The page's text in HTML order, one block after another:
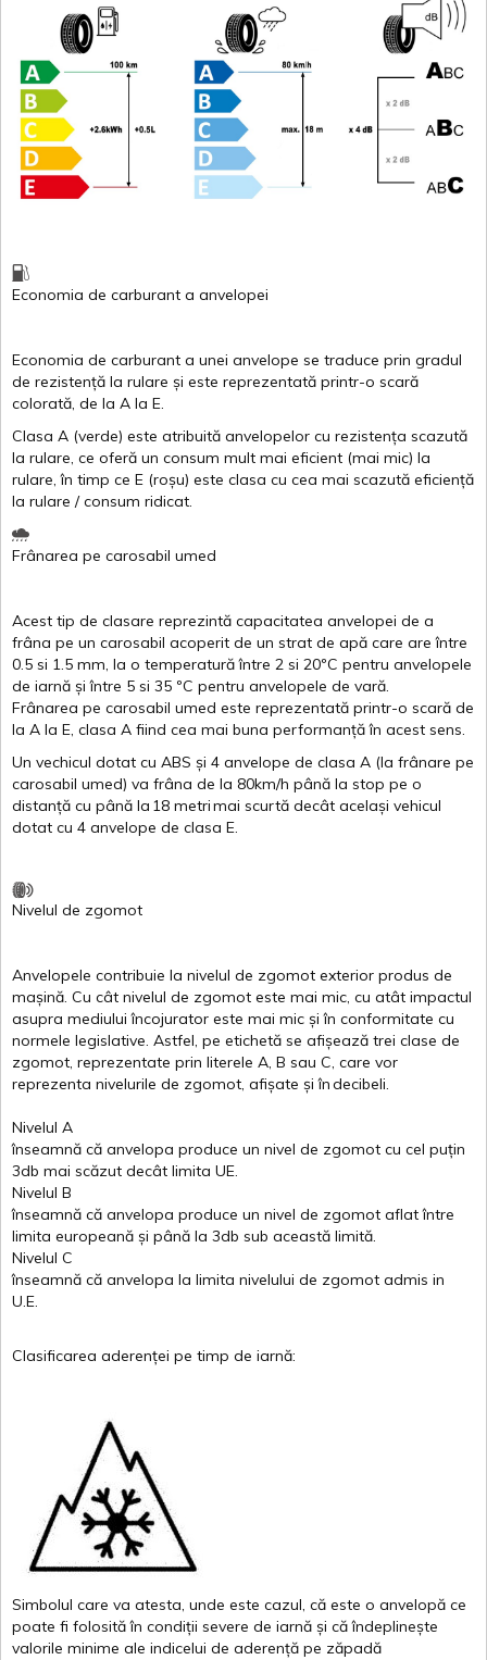
Economia de carburant a anvelopei
Economia de carburant a unei anvelope se traduce prin gradul
de rezistență la rulare și este reprezentată printr-o scară
colorată, de la A la E.
Clasa A (verde) este atribuită anvelopelor cu rezistența scazută
la rulare, ce oferă un consum mult mai eficient (mai mic) la
rulare,în timp ce E (roșu) este clasa cu cea mai scazută eficiență
la rulare /consum ridicat.
Frânarea pe carosabil umed
Acest tip de clasare reprezintă capacitatea anvelopei de a
frâna pe un carosabil acoperit de un strat de apă care areîntre
0.5 si 1.5 mm, la o temperatură între 2 si 20ºC pentru anvelopele
de iarnă și între 5 si 35 ºC pentru anvelopele de vară.
Frânarea pe carosabil umed este reprezentată printr-o scară de
la A la E, clasa A fiind cea mai buna performanță în acest sens.
Un vechicul dotat cu ABS și 4 anvelope de clasa A (la frânare pe
carosabil umed) va frâna de la 80km/h până la stop pe o
distanță cu până la 18 metrimai scurtă decât același vehicul
dotat cu 4 anvelope de clasa E.
Nivelul de zgomot
Anvelopele contribuie la nivelul de zgomot exterior produs de
mașină. Cu cât nivelul de zgomot este mai mic, cu atât impactul
asupra mediului încojurator este mai mic și în conformitate cu
normele legislative. Astfel, pe etichetă se afișează trei clase de
zgomot, reprezentate prin literele A, B sau C, care vor
reprezenta nivelurile de zgomot, afișate și îndecibeli.
Nivelul A
înseamnă că anvelopa produce un nivel de zgomot cu cel puțin
3db mai scăzut decât limita UE.
Nivelul B
înseamnă că anvelopa produce un nivel de zgomot aflat între
limita europeană și până la 3db sub această limită.
Nivelul C
înseamnă că anvelopa la limita nivelului de zgomot admis in
U.E.
Clasificarea aderenței pe timp de iarnă:
Simbolul care va atesta, unde este cazul, că este o anvelopă ce
poate fi folosită în condiții severe de iarnă și că îndeplinește
valorile minime ale indicelui de aderență pe zăpadă